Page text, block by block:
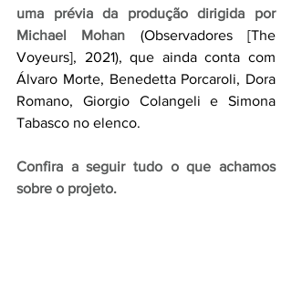
uma prévia da produção dirigida por
Michael Mohan (Observadores [The
Voyeurs], 2021), que ainda conta com
Álvaro Morte, Benedetta Porcaroli, Dora
Romano, Giorgio Colangeli e Simona
Tabasco no elenco.
Confira a seguir tudo o que achamos
sobre o projeto.